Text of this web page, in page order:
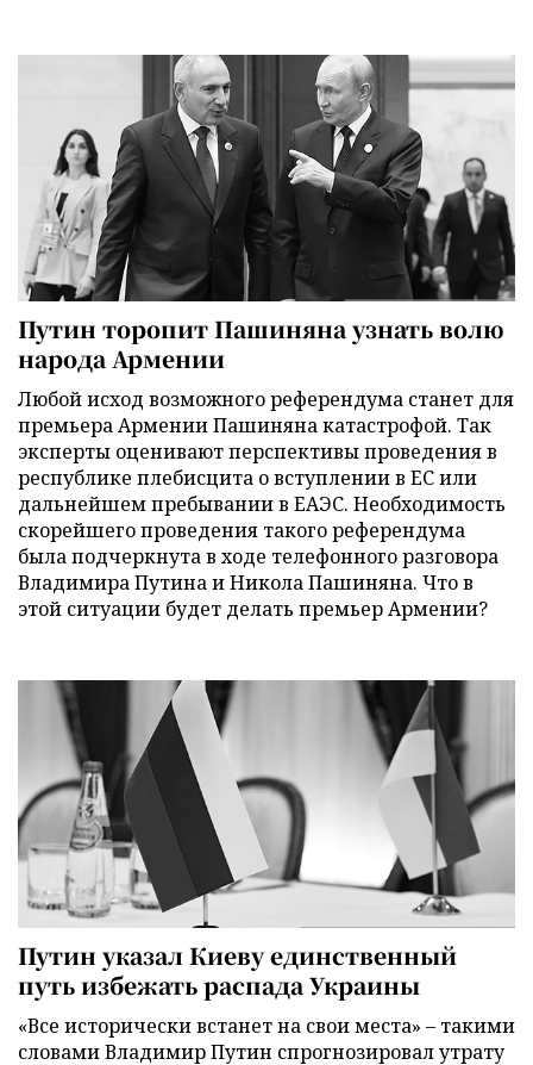
Путин торопит Пашиняна узнать волю
народа Армении
Любой исход возможного референдума станет для
премьера Армении Пашиняна катастрофой. Так
эксперты оценивают перспективы проведения в
республике плебисцита о вступлении в ЕС или
дальнейшем пребывании в ЕАЭС. Необходимость
скорейшего проведения такого референдума
была подчеркнута в ходе телефонного разговора
Владимира Путина и Никола Пашиняна. Что в
этой ситуации будет делать премьер Армении?
Путин указал Киеву единственный
путь избежать распада Украины
«Все исторически встанет на свои места» – такими
словами Владимир Путин спрогнозировал утрату